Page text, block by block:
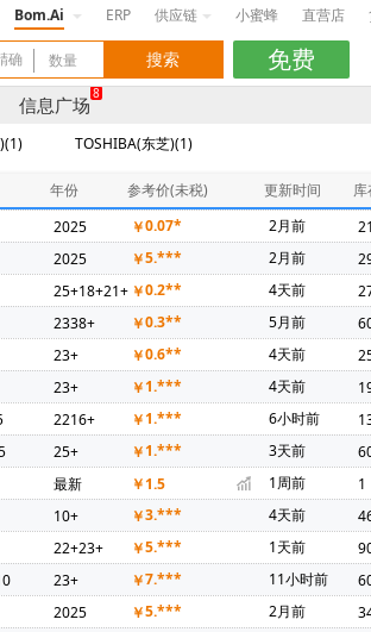
Bom.Ai ERP 供应链 小蜜蜂 直营店
确
信息广场
8
TOSHIBA(东芝)(1)
年份 参考价(未税) 更新时间
2025 ￥0.07* 2月前
2025 ￥5.*** 2月前
25+18+21+ ￥0.2** 4天前
2338+ ￥0.3** 5月前
23+ ￥0.6** 4天前
23+ ￥1.*** 4天前
2216+ ￥1.*** 6小时前
25+ ￥1.*** 3天前
最新 ￥1.5 1周前 1
10+ ￥3.*** 4天前
22+23+ ￥5.*** 1天前
23+ ￥7.*** 11小时前
2025 ￥5.*** 2月前